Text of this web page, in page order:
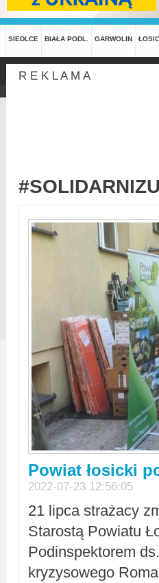
SIEDLCE BIAŁA PODL. GARWOLIN
R E K L A M A
Powiat łosicki
2022-07-23 12:56:05
21 lipca strażacy
Starostą Powiatu
Podinspektorem
kryzysowego